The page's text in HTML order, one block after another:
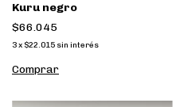
Kuru negro
$66.045
3x $22.015 sin interés
Comprar